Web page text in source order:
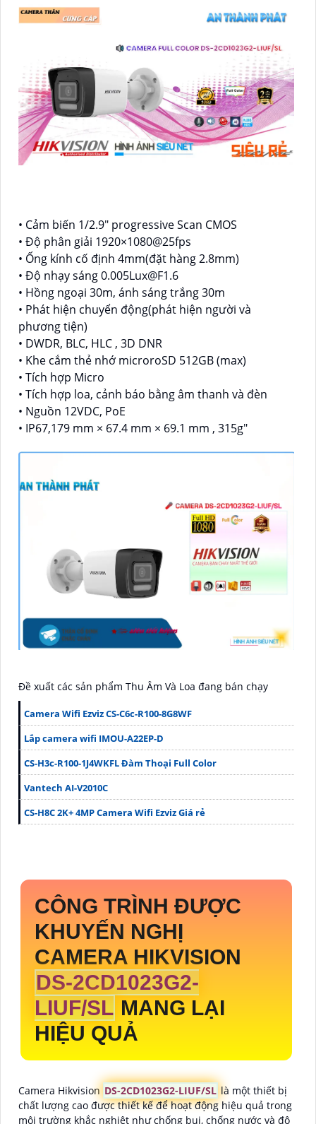
• Cảm biến 1/2.9" progressive Scan CMOS
• Độ phân giải 1920×1080@25fps
• Ống kính cố định 4mm(đặt hàng 2.8mm)
• Độ nhạy sáng 0.005Lux@F1.6
• Hồng ngoại 30m, ánh sáng trắng 30m
• Phát hiện chuyển động(phát hiện người và
phương tiện)
• DWDR, BLC, HLC , 3D DNR
• Khe cắm thẻ nhớ microroSD 512GB (max)
• Tích hợp Micro
• Tích hợp loa, cảnh báo bằng âm thanh và đèn
• Nguồn 12VDC, PoE
• IP67,179 mm × 67.4 mm × 69.1 mm , 315g"
Đề xuất các sản phẩm Thu Âm Và Loa đang bán chạy
Camera Wifi Ezviz CS-C6c-R100-8G8WF
Lắp camera wifi IMOU-A22EP-D
CS-H3c-R100-1J4WKFL Đàm Thoại Full Color
Vantech AI-V2010C
CS-H8C 2K+ 4MP Camera Wifi Ezviz Giá rẻ
CÔNG TRÌNH ĐƯỢC
KHUYẾN NGHỊ
CAMERA HIKVISION
DS-2CD1023G2-
LIUF/SL MANG LẠI
HIỆU QUẢ
Camera Hikvision DS-2CD1023G2-LIUF/SL là một thiết bị
chất lượng cao được thiết kế để hoạt động hiệu quả trong
môi trường khắc nghiệt như chống bụi, chống nước và độ